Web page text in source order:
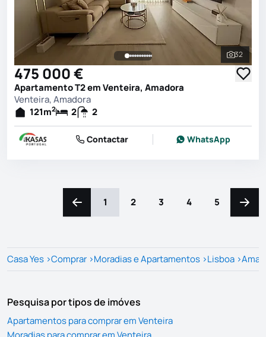
Ver
32
475 000 €
Apartamento T2 em Venteira, Amadora
Venteira, Amadora
121m2 2 2
Contactar WhatsApp
Navegação para a esquerda
1 2 3 4 5
Casa Yes >Comprar >Moradias e Apartamentos >Lisboa >
Pesquisa por tipos de imóves
Apartamentos para comprar em Venteira